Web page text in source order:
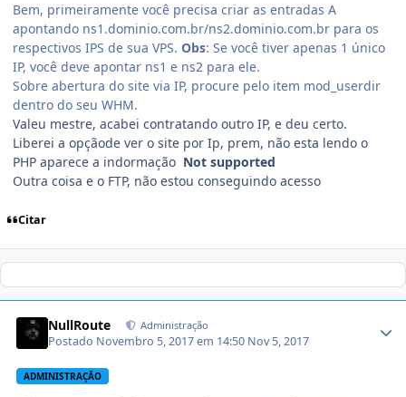
Bem, primeiramente você precisa criar as entradas A
apontando ns1.dominio.com.br/ns2.dominio.com.br para os
respectivos IPS de sua VPS. Obs: Se você tiver apenas 1 único
IP, você deve apontar ns1 e ns2 para ele.
Sobre abertura do site via IP, procure pelo item mod_userdir
dentro do seu WHM.
Valeu mestre, acabei contratando outro IP, e deu certo.
Liberei a opçãode ver o site por Ip, prem, não esta lendo o
PHP aparece a indormação Not supported
Outra coisa e o FTP, não estou conseguindo acesso
Citar
NullRoute Administração
Postado Novembro 5, 2017 em 14:50 Nov 5, 2017
ADMINISTRAÇÃO